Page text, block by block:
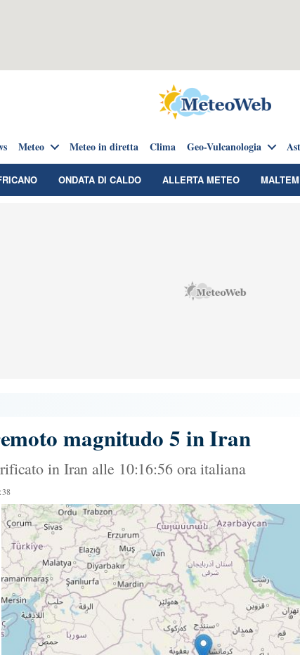
Meteo Meteo in diretta Clima Geo-Vulcanologia
ONDATA DI CALDO ALLERTA METEO
magnitudo 5 in Iran
in Iran alle 10:16:56 ora italiana